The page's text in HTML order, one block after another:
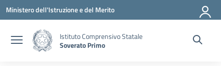
Vai ai contenuti
Vai al menu di navigazione
Vai al footer
Ministero dell'Istruzione e del Merito
Istituto Comprensivo Statale
Soverato Primo